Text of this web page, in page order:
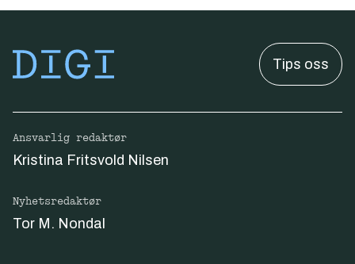
Tips oss
Ansvarlig redaktør
Kristina Fritsvold Nilsen
Nyhetsredaktør
Tor M. Nondal